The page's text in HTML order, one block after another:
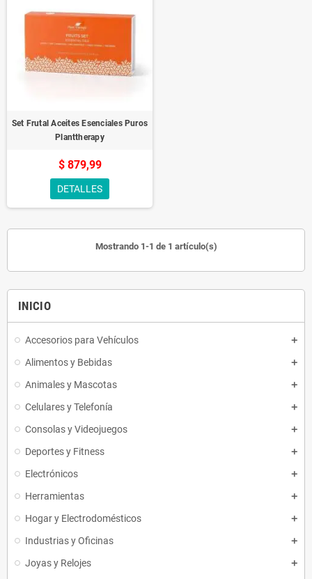
INICIO
Accesorios para Vehículos
Alimentos y Bebidas
Animales y Mascotas
Celulares y Telefonía
Consolas y Videojuegos
Deportes y Fitness
Electrónicos
Herramientas
Hogar y Electrodomésticos
Industrias y Oficinas
Joyas y Relojes
Set Frutal Aceites Esenciales Puros
Planttherapy
$ 879,99
DETALLES
Mostrando 1-1 de 1 artículo(s)